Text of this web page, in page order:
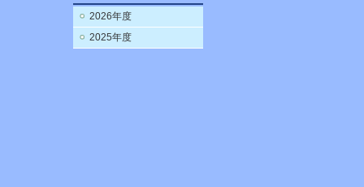
2026年度
2025年度